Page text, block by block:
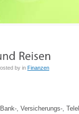
by in Finanzen
, Versicherungs-,